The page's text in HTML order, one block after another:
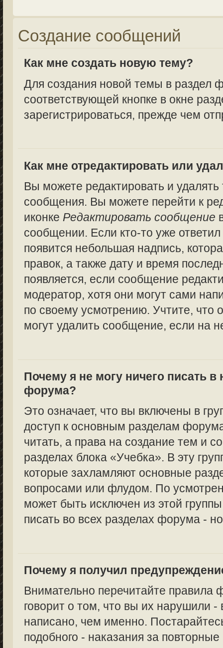
Создание сообщений
Как мне создать новую тему?
Для создания новой темы в раздел
соответствующей кнопке в окне
зарегистрироваться, прежде чем
Как мне отредактировать или
Вы можете редактировать и
сообщения. Вы можете перейти к
иконке Редактировать сообщение
сообщении. Если кто-то уже
появится небольшая надпись,
правок, а также дату и время
появляется, если сообщение
модератор, хотя они могут сами
по своему усмотрению. Учтите, что
могут удалить сообщение, если на
Почему я не могу ничего писать в
форума?
Это означает, что вы включены в
доступ к основным разделам
читать, а права на создание тем и
разделах блока «Учебка». В эту
которые захламляют основные
вопросами или флудом. По
может быть исключен из этой
писать во всех разделах форума -
Почему я получил
Внимательно перечитайте
говорит о том, что вы их нарушили -
написано, чем именно.
подобного - наказания за